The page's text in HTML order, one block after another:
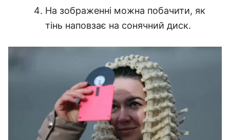
На зображенні можна побачити, як
тінь наповзає на сонячний диск.